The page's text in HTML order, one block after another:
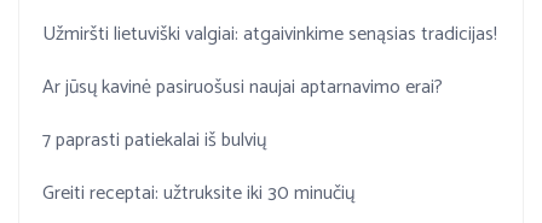
Užmiršti lietuviški valgiai: atgaivinkime senąsias tradicijas!
Ar jūsų kavinė pasiruošusi naujai aptarnavimo erai?
7 paprasti patiekalai iš bulvių
Greiti receptai: užtruksite iki 30 minučių